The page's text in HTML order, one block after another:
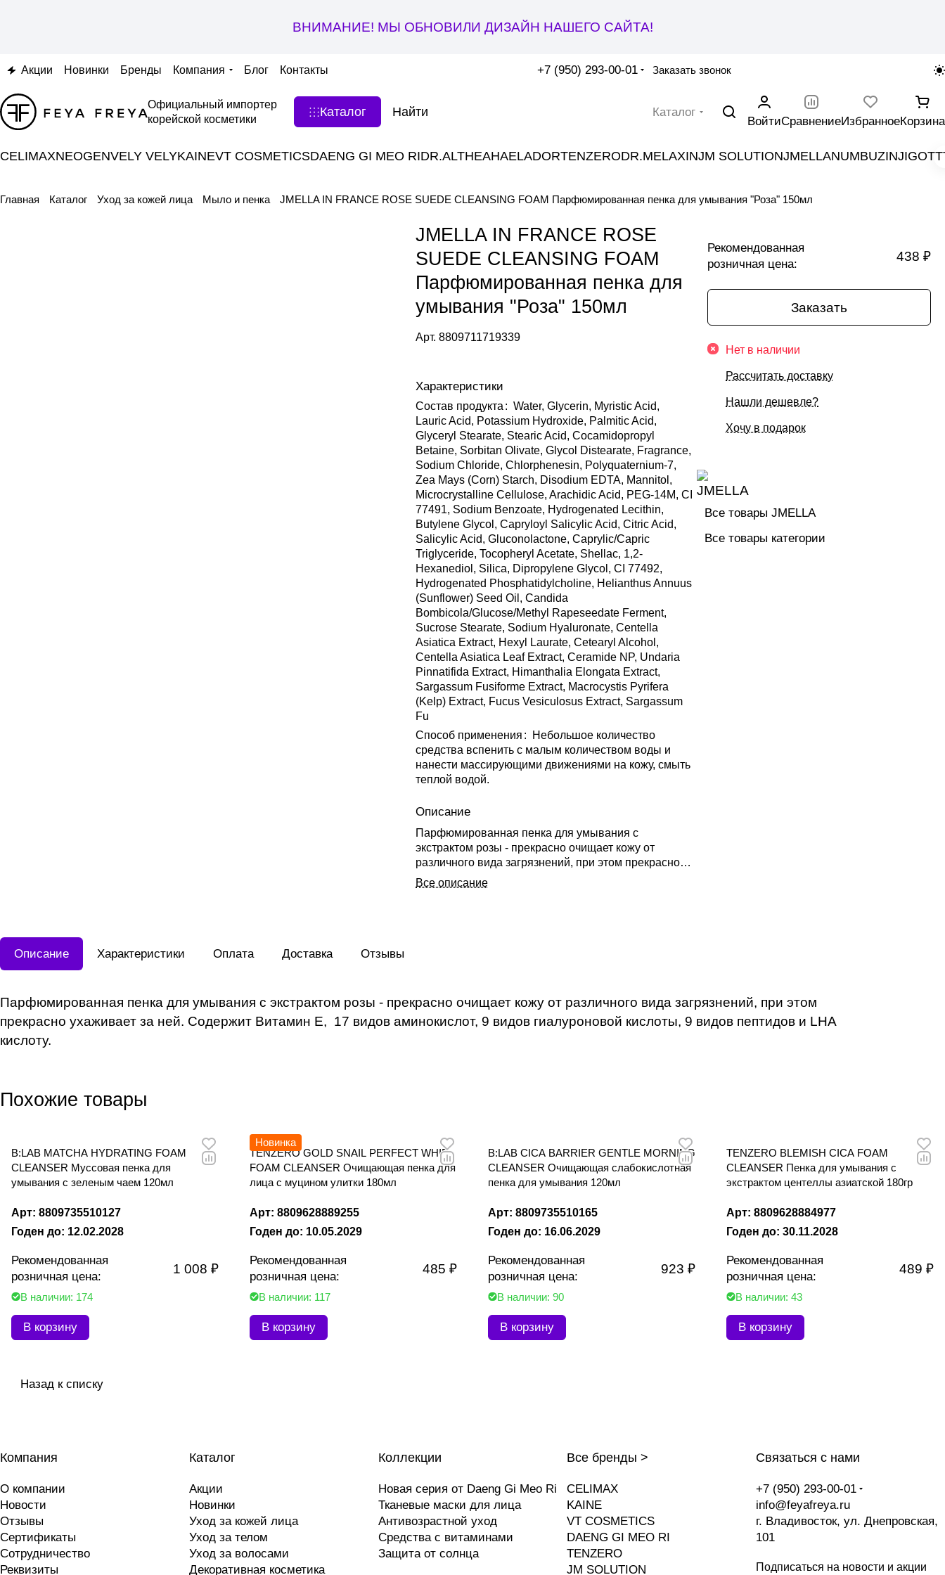
ВНИМАНИЕ! МЫ ОБНОВИЛИ ДИЗАЙН НАШЕГО САЙТА!
Акции Новинки Бренды Компания Блог Контакты +7 (950) 293-00-01 Заказать звонок
Официальный импортер
корейской косметики
Каталог Каталог
ВойтиСравнениеИзбранноеКорзина
CELIMAXNEOGENVELY VELYKAINEVT COSMETICSDAENG GI MEO RIDR.ALTHEAHAELADORTENZERODR.MELAXINJM SOLUTIONJMELLANUMBUZINJIGOTT
Главная Каталог Уход за кожей лица Мыло и пенка JMELLA IN FRANCE ROSE SUEDE CLEANSING FOAM Парфюмированная пенка для умывания "Роза" 150мл
JMELLA IN FRANCE ROSE
SUEDE CLEANSING FOAM
Парфюмированная пенка для
умывания "Роза" 150мл
Арт.8809711719339
Характеристики
Состав продукта : Water, Glycerin, Myristic Acid,
Lauric Acid, Potassium Hydroxide, Palmitic Acid,
Glyceryl Stearate, Stearic Acid, Cocamidopropyl
Betaine, Sorbitan Olivate, Glycol Distearate, Fragrance,
Sodium Chloride, Chlorphenesin, Polyquaternium-7,
Zea Mays (Corn) Starch, Disodium EDTA, Mannitol,
Microcrystalline Cellulose, Arachidic Acid, PEG-14M, CI
77491, Sodium Benzoate, Hydrogenated Lecithin,
Butylene Glycol, Capryloyl Salicylic Acid, Citric Acid,
Salicylic Acid, Gluconolactone, Caprylic/Capric
Triglyceride, Tocopheryl Acetate, Shellac, 1,2-
Hexanediol, Silica, Dipropylene Glycol, CI 77492,
Hydrogenated Phosphatidylcholine, Helianthus Annuus
(Sunflower) Seed Oil, Candida
Bombicola/Glucose/Methyl Rapeseedate Ferment,
Sucrose Stearate, Sodium Hyaluronate, Centella
Asiatica Extract, Hexyl Laurate, Cetearyl Alcohol,
Centella Asiatica Leaf Extract, Ceramide NP, Undaria
Pinnatifida Extract, Himanthalia Elongata Extract,
Sargassum Fusiforme Extract, Macrocystis Pyrifera
(Kelp) Extract, Fucus Vesiculosus Extract, Sargassum
Fu
Способ применения :
Небольшое количество
средства вспенить с малым количеством воды и
нанести массирующими движениями на кожу, смыть
теплой водой.
Описание
Парфюмированная пенка для умывания с
экстрактом розы - прекрасно очищает кожу от
различного вида загрязнений, при этом прекрасно
ухаживает за ней. Содержит Витамин Е, 17 видов
аминокислот, 9 видов гиалуроновой кислоты, 9
Все описание
Рекомендованная
розничная цена:
438 ₽
Заказать
Нет в наличии
Рассчитать доставку
Нашли дешевле?
Хочу в подарок
Все товары JMELLA
Все товары категории
Описание Характеристики Оплата Доставка Отзывы
Парфюмированная пенка для умывания с экстрактом розы - прекрасно очищает кожу от различного вида загрязнений, при этом
прекрасно ухаживает за ней. Содержит Витамин Е, 17 видов аминокислот, 9 видов гиалуроновой кислоты, 9 видов пептидов и LHA
кислоту.
Похожие товары
B:LAB MATCHA HYDRATING FOAM
CLEANSER Муссовая пенка для
умывания с зеленым чаем 120мл
Арт: 8809735510127
Годен до: 12.02.2028
Рекомендованная
розничная цена:
1 008 ₽
В наличии: 174
В корзину
Новинка
TENZERO GOLD SNAIL PERFECT WHIP
FOAM CLEANSER Очищающая пенка для
лица с муцином улитки 180мл
Арт: 8809628889255
Годен до: 10.05.2029
Рекомендованная
розничная цена:
485 ₽
В наличии: 117
В корзину
B:LAB CICA BARRIER GENTLE MORNING
CLEANSER Очищающая слабокислотная
пенка для умывания 120мл
Арт: 8809735510165
Годен до: 16.06.2029
Рекомендованная
розничная цена:
923 ₽
В наличии: 90
В корзину
TENZERO BLEMISH CICA FOAM
CLEANSER Пенка для умывания с
экстрактом центеллы азиатской 180гр
Арт: 8809628884977
Годен до: 30.11.2028
Рекомендованная
розничная цена:
489 ₽
В наличии: 43
В корзину
Назад к списку
Каталог
Акции
Новинки
Уход за кожей лица
Уход за телом
Уход за волосами
Декоративная косметика
Компания
О компании
Новости
Отзывы
Сертификаты
Сотрудничество
Реквизиты
Коллекции
Новая серия от Daeng Gi Meo Ri
Тканевые маски для лица
Антивозрастной уход
Средства с витаминами
Защита от солнца
Все бренды >
CELIMAX
KAINE
VT COSMETICS
DAENG GI MEO RI
TENZERO
JM SOLUTION
Связаться с нами
+7 (950) 293-00-01
info@feyafreya.ru
г. Владивосток, ул. Днепровская,
101
Подписаться на новости и акции